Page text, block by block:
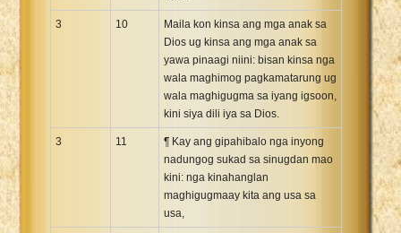
3 10
Maila kon kinsa ang mga anak sa
Dios ug kinsa ang mga anak sa
yawa pinaagi niini: bisan kinsa nga
wala maghimog pagkamatarung ug
wala maghigugma sa iyang igsoon,
kini siya dili iya sa Dios.
3 11
¶ Kay ang gipahibalo nga inyong
nadungog sukad sa sinugdan mao
kini: nga kinahanglan
maghigugmaay kita ang usa sa
usa,